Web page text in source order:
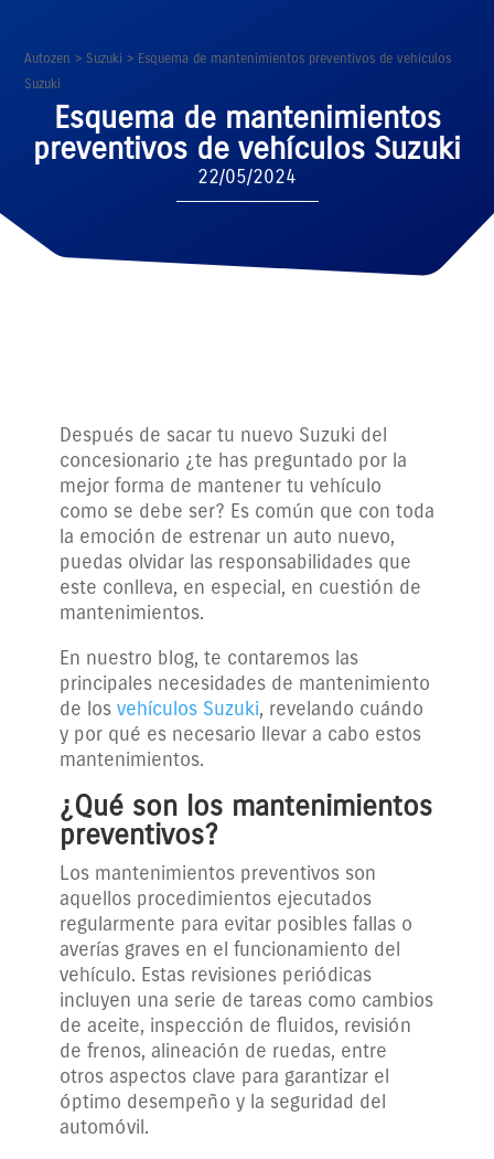
Autozen >Suzuki > Esquema de mantenimientos preventivos de vehículos
Suzuki
Esquema de mantenimientos
preventivos de vehículos Suzuki
22/05/2024
Después de sacar tu nuevo Suzuki del
concesionario ¿te has preguntado por la
mejor forma de mantener tu vehículo
como se debe ser? Es común que con toda
la emoción de estrenar un auto nuevo,
puedas olvidar las responsabilidades que
este conlleva, en especial, en cuestión de
mantenimientos.
En nuestro blog, te contaremos las
principales necesidades de mantenimiento
de los vehículos Suzuki, revelando cuándo
y por qué es necesario llevar a cabo estos
mantenimientos.
¿Qué son los mantenimientos
preventivos?
Los mantenimientos preventivos son
aquellos procedimientos ejecutados
regularmente para evitar posibles fallas o
averías graves en el funcionamiento del
vehículo. Estas revisiones periódicas
incluyen una serie de tareas como cambios
de aceite, inspección de fluidos, revisión
de frenos, alineación de ruedas, entre
otros aspectos clave para garantizar el
óptimo desempeño y la seguridad del
automóvil.